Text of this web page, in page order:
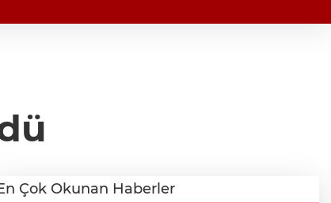
Çok Okunan Haberler